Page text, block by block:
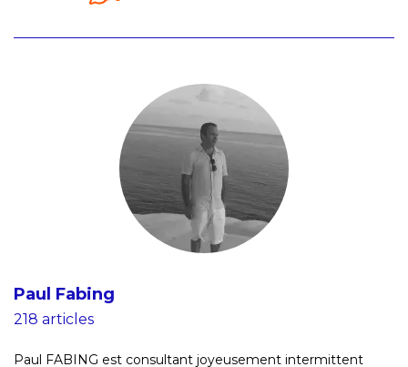
Paul Fabing
218 articles
Paul FABING est consultant joyeusement intermittent